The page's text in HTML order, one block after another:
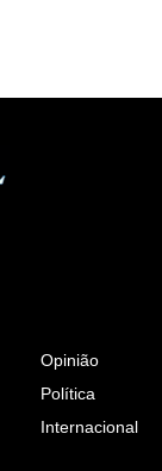
Opinião
Política
Internacional